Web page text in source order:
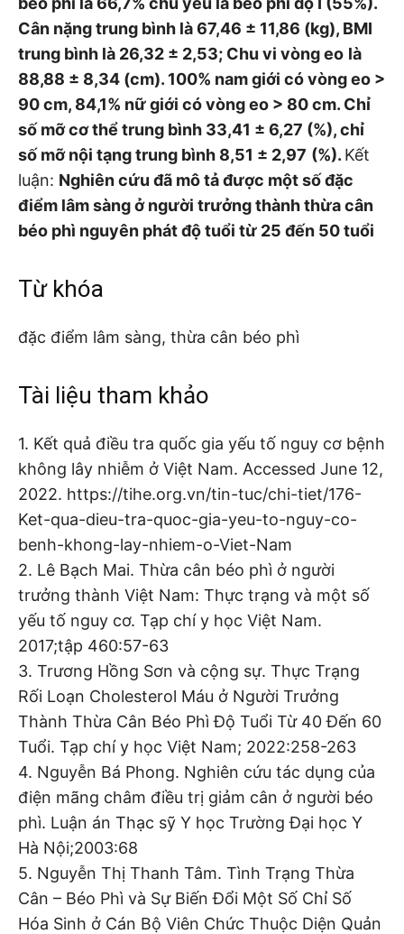
Cân nặng trung bình là 67,46 ± 11,86 (kg), BMI
trung bình là 26,32 ± 2,53; Chu vi vòng eo là
88,88 ± 8,34 (cm). 100% nam giới có vòng eo >
90 cm, 84,1% nữ giới có vòng eo > 80 cm. Chỉ
số mỡ cơ thể trung bình 33,41 ± 6,27 (%), chỉ
số mỡ nội tạng trung bình 8,51 ± 2,97 (%). Kết
luận: Nghiên cứu đã mô tả được một số đặc
điểm lâm sàngở người trưởng thành thừa cân
béo phì nguyên phát độ tuổi từ 25 đến 50 tuổi
Từ khóa
đặc điểm lâm sàng, thừa cân béo phì
Tài liệu tham khảo
1. Kết quả điều tra quốc gia yếu tố nguy cơ bệnh
không lây nhiễm ở Việt Nam. Accessed June 12,
2022. https://tihe.org.vn/tin-tuc/chi-tiet/176-
Ket-qua-dieu-tra-quoc-gia-yeu-to-nguy-co-
benh-khong-lay-nhiem-o-Viet-Nam
2. Lê Bạch Mai. Thừa cân béo phì ở người
trưởng thành Việt Nam: Thực trạng và một số
yếu tố nguy cơ. Tạp chí y học Việt Nam.
2017;tập 460:57-63
3. Trương Hồng Sơn và cộng sự. Thực Trạng
Rối Loạn Cholesterol Máu ở Người Trưởng
Thành Thừa Cân Béo Phì Độ Tuổi Từ 40 Đến 60
Tuổi. Tạp chí y học Việt Nam; 2022:258-263
4. Nguyễn Bá Phong. Nghiên cứu tác dụng của
điện mãng châm điều trị giảm cân ở người béo
phì. Luận án Thạc sỹ Y học Trường Đại học Y
Hà Nội;2003:68
5. Nguyễn Thị Thanh Tâm. Tình Trạng Thừa
Cân – Béo Phì và Sự Biến Đổi Một Số Chỉ Số
Hóa Sinh ở Cán Bộ Viên Chức Thuộc Diện Quản